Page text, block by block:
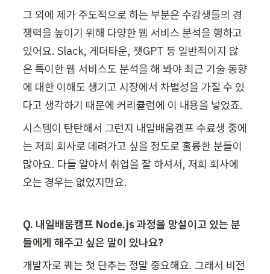
그 외에 제가 주도적으로 하는 부분은 수강생들의 경
쟁력을 높이기 위해 다양한 웹 서비스 분석을 행하고
있어요. Slack, 게더타운, 챗GPT 등 일반적이지 않
은 특이한 웹 서비스도 분석을 해 봐야 최근 기술 동향
에 대한 이해도 생기고 시장에서 차별성을 가질 수 있
다고 생각하기 때문에 커리큘럼에 이 내용을 넣었죠.
시스템이 탄탄해서 그런지 내일배움캠프 수료생 중에
는 저희 회사로 데려가고 싶을 정도로 훌륭한 분들이
많아요. 다들 알아서 취업을 잘 하셔서, 저희 회사에
오는 경우는 없었지만요.
Q. 내일배움캠프 Node.js 과정을 망설이고 있는 분
들에게 해주고 싶은 말이 있나요?
개발자로 꿰는 첫 단추는 정말 중요해요. 그래서 비전